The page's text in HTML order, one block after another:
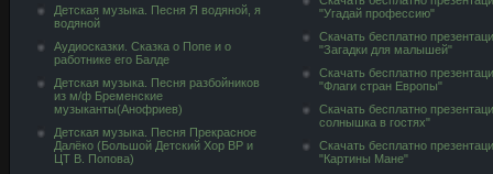
Детская музыка. Песня Я водяной, я
водяной
Аудиосказки. Сказка о Попе и о
работнике его Балде
Детская музыка. Песня разбойников
из м/ф Бременские
музыканты(Анофриев)
Детская музыка. Песня Прекрасное
Далёко (Большой Детский Хор ВР и
ЦТ В. Попова)
"Угадай профессию"
Скачать бесплатно
"Загадки для малышей"
Скачать бесплатно
"Флаги стран Европы"
Скачать бесплатно
солнышка в гостях"
Скачать бесплатно
"Картины Мане"